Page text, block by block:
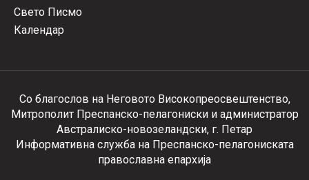
Свето Писмо
Календар
Со благослов на Неговото Високопреосвештенство,
Митрополит Преспанско-пелагониски и администратор
Австралиско-новозеландски, г. Петар
Информативна служба на Преспанско-пелагониската
православна епархија